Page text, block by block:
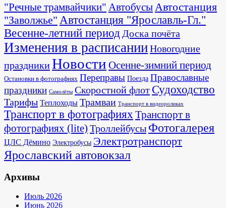
"Речные трамвайчики" АвтобусыАвтостанция
"Заволжье" Автостанция "Ярославль-Гл."
Весенне-летний период Доска почёта
Изменения в расписанииНовогодние
праздникиНовости Осенне-зимний период
Остановки в фотографиях Переправы Поезда Православные
праздники Самолёты Скоростной флот Судоходство
Тарифы Теплоходы Трамваи Транспорт в видеороликах
Транспорт в фотографияхТранспорт в
фотографиях (lite) Троллейбусы Фотогалерея
ЦЛС Дёмино Электробусы Электротранспорт
Ярославский автовокзал
Архивы
Июль 2026
Июнь 2026